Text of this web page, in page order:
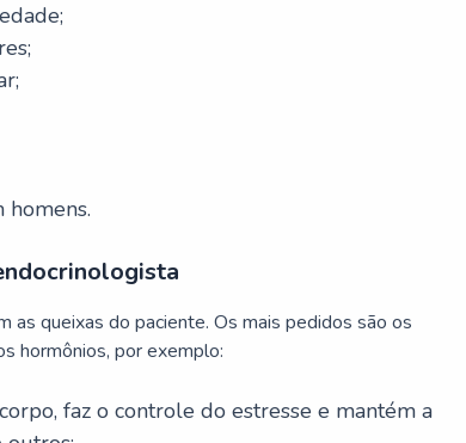
homens.
as queixas do paciente. Os mais pedidos são os
hormônios, por exemplo:
faz o controle do estresse e mantém a